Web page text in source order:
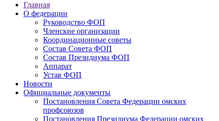
Главная
О федерации
Руководство ФОП
Членские организации
Координационные советы
Состав Совета ФОП
Состав Президиума ФОП
Аппарат
Устав ФОП
Новости
Официальные документы
Постановления Совета Федерации омских
профсоюзов
Постановления Президиума Федерации омских